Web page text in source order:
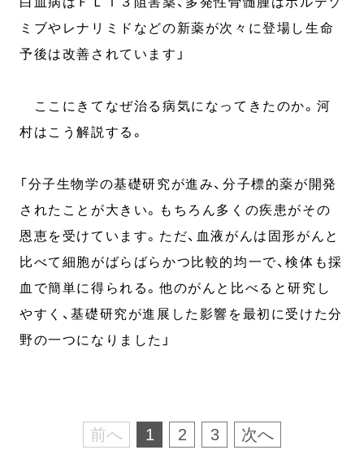
ミブやレナリミドなどの新薬が次々に登場し生命
予後は改善されています」
ここにきてなぜ治る病気になってきたのか。河
村はこう解説する。
「分子生物学の基礎研究が進み、分子標的薬が開発
されたことが大きい。もちろん多くの疾患がその
恩恵を受けています。ただ、血液がんは固形がんと
比べて細胞がばらばらかつ比較的均一で、検体も採
血で簡単に得られる。他のがんと比べると研究し
やすく、基礎研究が進展した影響を最初に受けた分
野の一つになりました」
前へ 1 2 3 次へ